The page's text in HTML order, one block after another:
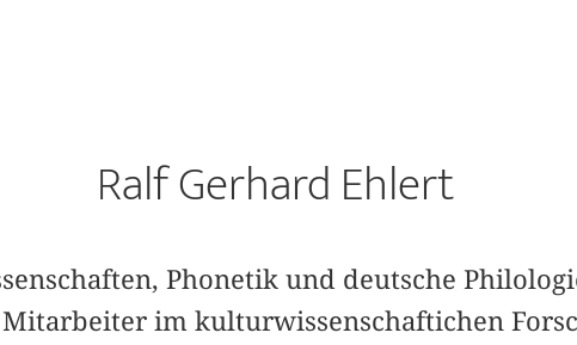
Ralf Gerhard Ehlert
Phonetik und deutsche
im kulturwissenschaftichen